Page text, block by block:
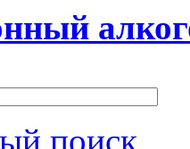
поиск